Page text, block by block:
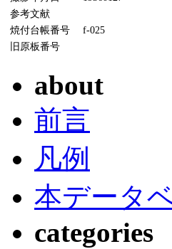
参考文献
焼付台帳番号
f-025
旧原板番号
about
前言
凡例
本データ
categories